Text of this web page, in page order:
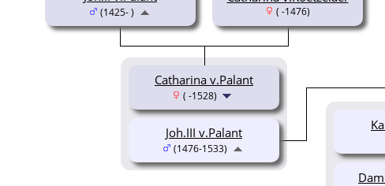
(1425- ) ( -1476)
Catharina v.Palant
( -1528)
Joh.III v.Palant
(1476-1533)